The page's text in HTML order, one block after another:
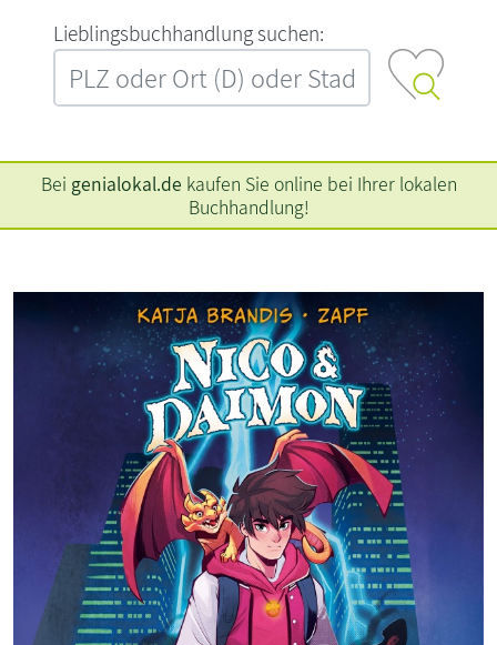
L‍i‍e‍b‍l‍i‍n‍g‍s‍b‍u‍c‍h‍h‍a‍n‍d‍l‍u‍n‍g‍ ‍s‍u‍c‍h‍e‍n‍:‍
Bei genialokal.de kaufen Sie online bei Ihrer lokalen
Buchhandlung!